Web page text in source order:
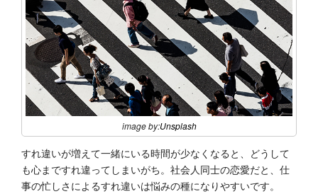
image by:Unsplash
すれ違いが増えて一緒にいる時間が少なくなると、どうして
も心まですれ違ってしまいがち。社会人同士の恋愛だと、仕
事の忙しさによるすれ違いは悩みの種になりやすいです。